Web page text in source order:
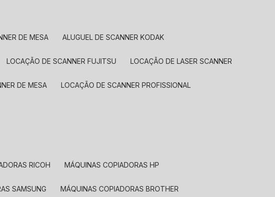
DE MESA ALUGUEL DE SCANNER KODAK
LOCAÇÃO DE SCANNER FUJITSU LOCAÇÃO DE LASER SCANNER
DE MESA LOCAÇÃO DE SCANNER PROFISSIONAL
RICOH MÁQUINAS COPIADORAS HP
SAMSUNG MÁQUINAS COPIADORAS BROTHER